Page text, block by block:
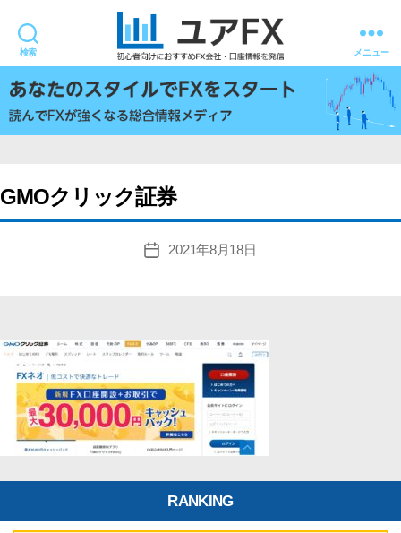
検索
ユ
ア
FX
メニュー
GMOクリック証券
投
2021年8月18日
RANKING